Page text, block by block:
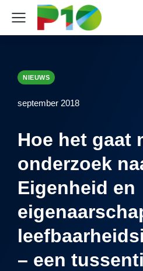
NIEUWS
september 2018
Hoe het gaat
onderzoek
Eigenheid en
– een